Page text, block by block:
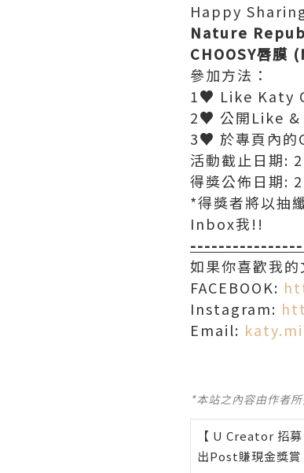
Happy
Nature
CHOOSY唇膜
參加方法：
1♥ Like Katy
2♥ 公開Like
3♥ 於專頁內
活動截止日期:
得獎公佈日期:
*得獎者將以抽
Inbox我!!
如果你喜歡我
FACEBOOK:
Instagram:
Email:
*本站之內容由作者
【 U Creator 招募
出Post賺現金獎